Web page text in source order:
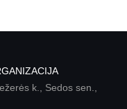
k., Sedos sen.,